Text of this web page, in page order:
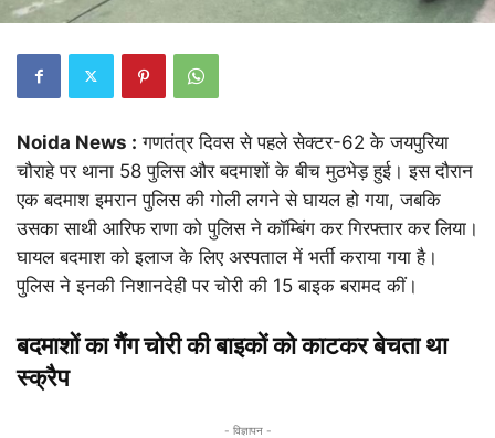
Noida News : गणतंत्र दिवस से पहले सेक्टर-62 के जयपुरिया
चौराहे पर थाना 58 पुलिस और बदमाशों के बीच मुठभेड़ हुई। इस दौरान
एक बदमाश इमरान पुलिस की गोली लगने से घायल हो गया, जबकि
उसका साथी आरिफ राणा को पुलिस ने कॉम्बिंग कर गिरफ्तार कर लिया।
घायल बदमाश को इलाज के लिए अस्पताल में भर्ती कराया गया है।
पुलिस ने इनकी निशानदेही पर चोरी की 15 बाइक बरामद कीं।
बदमाशों का गैंग चोरी की बाइकों को काटकर बेचता था
स्क्रैप
- विज्ञापन -